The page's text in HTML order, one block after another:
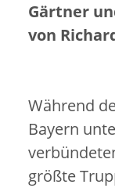
Gärtner
von
Während
Bayern
größte